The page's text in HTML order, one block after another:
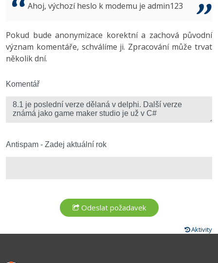
Copywriter
WordPress specialista
Algoritmy -41%
Umělá inteligence (AI) -10%
Fórum
Windows
Kybernetická bezpečnost
Fórum
Ahoj, výchozí heslo k modemu je admin123
Pokud bude anonymizace korektní a zachová původní
význam komentáře, schválíme ji. Zpracování může trvat
několik dní.
Komentář
Antispam - Zadej aktuální rok
Aktivity